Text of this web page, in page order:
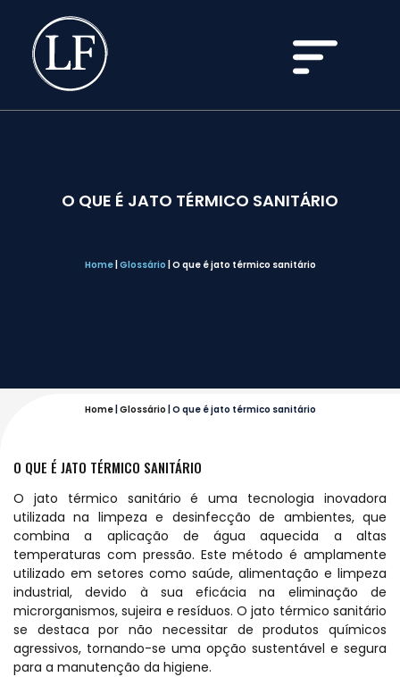
O QUE É JATO TÉRMICO SANITÁRIO
Home| Glossário O que é jato térmico sanitário
Home| Glossário O que é jato térmico sanitário
O QUE É JATO TÉRMICO SANITÁRIO
O jato térmico sanitário é uma tecnologia inovadora
utilizada na limpeza e desinfecção de ambientes, que
combina a aplicação de água aquecida a altas
temperaturas com pressão. Este método é amplamente
utilizado em setores como saúde, alimentação e limpeza
industrial, devido à sua eficácia na eliminação de
microrganismos, sujeira e resíduos. O jato térmico sanitário
se destaca por não necessitar de produtos químicos
agressivos, tornando-se uma opção sustentável e segura
para a manutenção da higiene.